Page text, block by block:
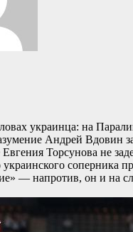
украинца: на
Андрей Вдовин
Торсунова не
соперника
— напротив, он и на